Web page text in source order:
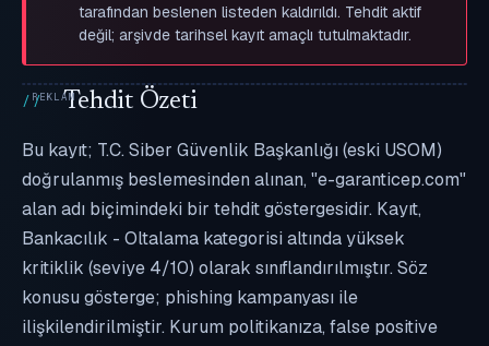
tarafından beslenen listeden kaldırıldı. Tehdit aktif
değil; arşivde tarihsel kayıt amaçlı tutulmaktadır.
Tehdit Özeti
Bu kayıt; T.C. Siber Güvenlik Başkanlığı (eski USOM)
doğrulanmış beslemesinden alınan, "e-garanticep.com"
alan adı biçimindeki bir tehdit göstergesidir. Kayıt,
Bankacılık - Oltalama kategorisi altında yüksek
kritiklik (seviye 4/10) olarak sınıflandırılmıştır. Söz
konusu gösterge; phishing kampanyası ile
ilişkilendirilmiştir. Kurum politikanıza, false positive